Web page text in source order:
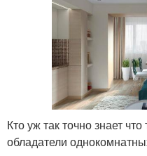
Кто уж так точно знает
обладатели